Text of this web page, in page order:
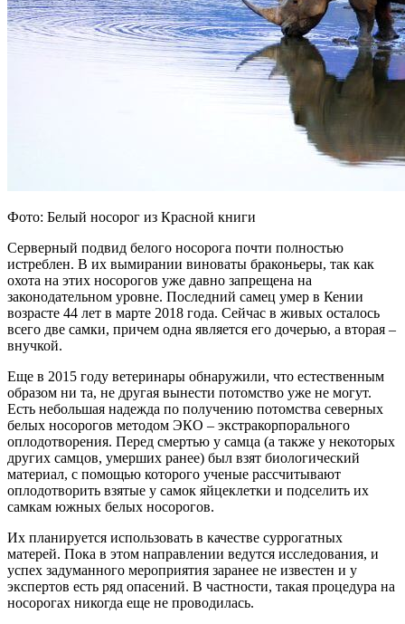
Фото: Белый носорог из Красной книги
Серверный подвид белого носорога почти полностью
истреблен. В их вымирании виноваты браконьеры, так как
охота на этих носорогов уже давно запрещена на
законодательном уровне. Последний самец умер в Кении
возрасте 44 лет в марте 2018 года. Сейчас в живых осталось
всего две самки, причем одна является его дочерью, а вторая –
внучкой.
Еще в 2015 году ветеринары обнаружили, что естественным
образом ни та, не другая вынести потомство уже не могут.
Есть небольшая надежда по получению потомства северных
белых носорогов методом ЭКО – экстракорпорального
оплодотворения. Перед смертью у самца (а также у некоторых
других самцов, умерших ранее) был взят биологический
материал, с помощью которого ученые рассчитывают
оплодотворить взятые у самок яйцеклетки и подселить их
самкам южных белых носорогов.
Их планируется использовать в качестве суррогатных
матерей. Пока в этом направлении ведутся исследования, и
успех задуманного мероприятия заранее не известен и у
экспертов есть ряд опасений. В частности, такая процедура на
носорогах никогда еще не проводилась.